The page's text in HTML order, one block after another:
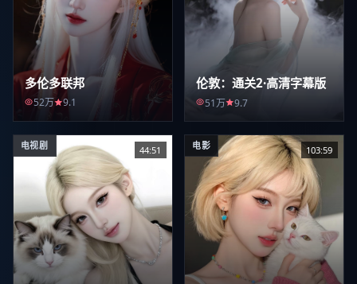
多伦多联邦
52万 9.1
伦敦：通关2·高清字幕版
51万 9.7
电视剧 44:51 电影 103:59